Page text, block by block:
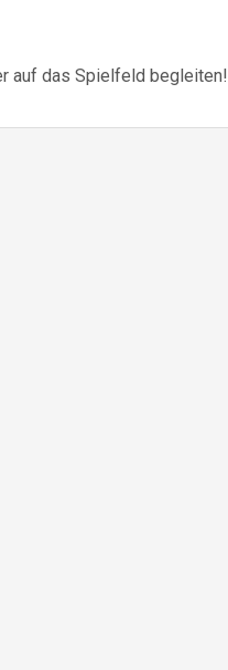
auf das Spielfeld begleiten!